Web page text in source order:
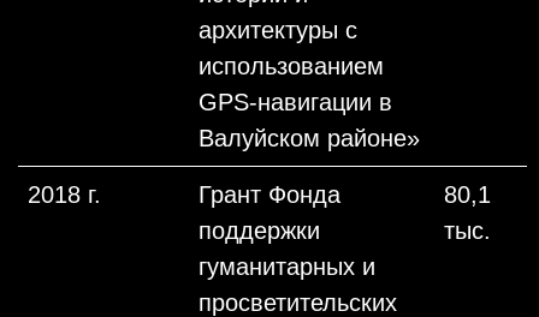
архитектуры с
использованием
GPS-навигации в
Валуйском районе»
2018 г.
Грант Фонда
поддержки
гуманитарных и
просветительских
80,1
тыс.